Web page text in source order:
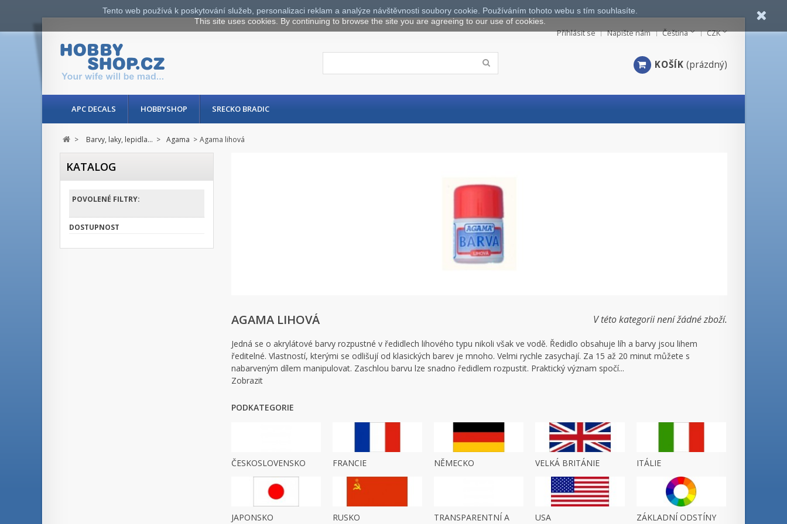
CZK
Čeština
Napište nám
Přihlásit se
KOŠÍK (prázdný)
APC DECALS HOBBYSHOP SRECKO BRADIC
> Barvy, laky, lepidla... > Agama > Agama lihová
KATALOG
POVOLENÉ FILTRY:
DOSTUPNOST
AGAMA LIHOVÁ V této kategorii není žádné zboží.
Jedná se o akrylátové barvy rozpustné v ředidlech lihového typu nikoli však ve vodě. Ředidlo obsahuje líh a barvy jsou lihem
ředitelné. Vlastností, kterými se odlišují od klasických barev je mnoho. Velmi rychle zasychají. Za 15 až 20 minut můžete s
nabarveným dílem manipulovat. Zaschlou barvu lze snadno ředidlem rozpustit. Praktický význam spočí...
Zobrazit
PODKATEGORIE
ČESKOSLOVENSKO FRANCIE NĚMECKO VELKÁ BRITÁNIE ITÁLIE
JAPONSKO RUSKO TRANSPARENTNÍ A USA ZÁKLADNÍ ODSTÍNY
Tento web používá k poskytování služeb, personalizaci reklam a analýze návštěvnosti soubory cookie. Používáním tohoto webu s tím souhlasíte.
This site uses cookies. By continuing to browse the site you are agreeing to our use of cookies.